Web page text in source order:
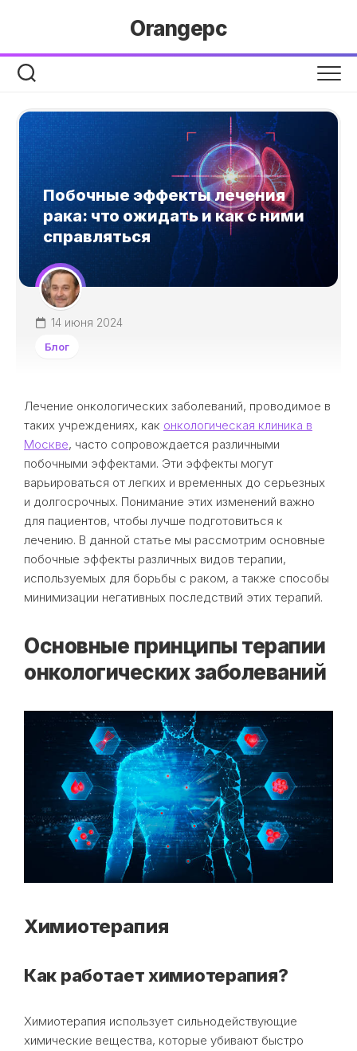
Orangepc
Побочные эффекты лечения
рака: что ожидать и как с ними
справляться
14 июня 2024
Блог
Лечение онкологических заболеваний, проводимое в
таких учреждениях, как онкологическая клиника в
Москве, часто сопровождается различными
побочными эффектами. Эти эффекты могут
варьироваться от легких и временных до серьезных
и долгосрочных. Понимание этих изменений важно
для пациентов, чтобы лучше подготовиться к
лечению. В данной статье мы рассмотрим основные
побочные эффекты различных видов терапии,
используемых для борьбы с раком, а также способы
минимизации негативных последствий этих терапий.
Основные принципы терапии
онкологических заболеваний
Химиотерапия
Как работает химиотерапия?
Химиотерапия использует сильнодействующие
химические вещества, которые убивают быстро